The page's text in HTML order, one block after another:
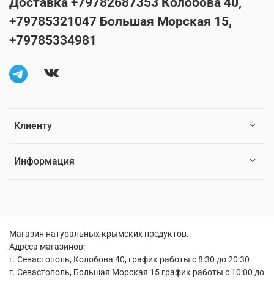
Клиенту
Информация
+79785321047 Большая Морская 15,
+79785334981
Магазин натуральных крымских продуктов.
Адреса магазинов:
г. Севастополь, Колобова 40, график работы с 8:30 до 20:30
г. Севастополь, Большая Морская 15 график работы с 10:00 до